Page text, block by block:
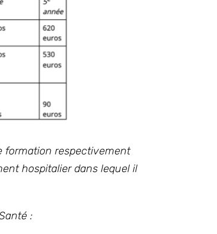
formation respectivement
hospitalier dans lequel il
: